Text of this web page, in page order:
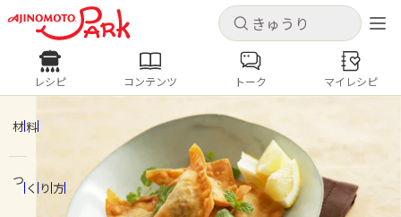
キャンセル
ログインするとレシピを保存できます
ログイン 新規登録
ホーム
キャンセル
レシピ コンテンツ
人気の食材・レシピ
きゅうり なす トマト
とうもろこし
レシピ コンテンツ トーク マイレシピ
材料
つくり方